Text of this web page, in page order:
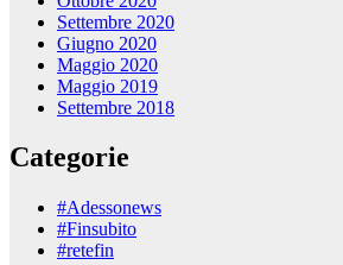
Settembre 2020
Giugno 2020
Maggio 2020
Maggio 2019
Settembre 2018
Categorie
#Adessonews
#Finsubito
#retefin